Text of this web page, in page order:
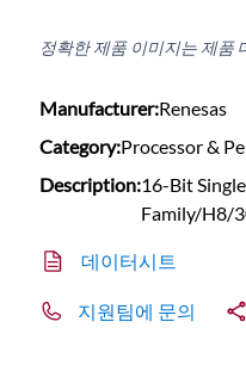
정확한 제품 이미지는 제품
Manufacturer:Renesas
Category:Processor &
Description:16-Bit
Family/H8/
데이터시트
지원팀에 문의